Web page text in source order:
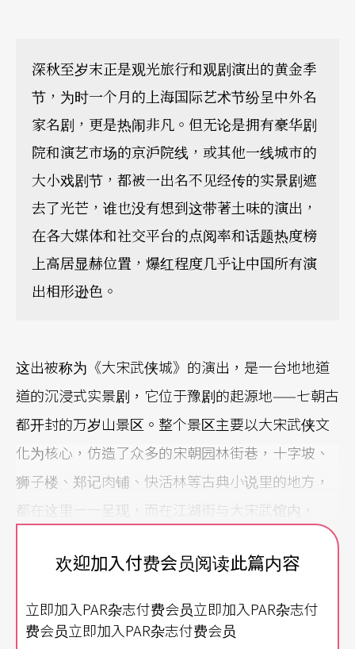
深秋至岁末正是观光旅行和观剧演出的黄金季
节，为时一个月的上海国际艺术节纷呈中外名
家名剧，更是热闹非凡。但无论是拥有豪华剧
院和演艺市场的京沪院线，或其他一线城市的
大小戏剧节，都被一出名不见经传的实景剧遮
去了光芒，谁也没有想到这带著土味的演出，
在各大媒体和社交平台的点阅率和话题热度榜
上高居显赫位置，爆红程度几乎让中国所有演
出相形逊色。
这出被称为《大宋武侠城》的演出，是一台地地道
道的沉浸式实景剧，它位于豫剧的起源地——七朝古
都开封的万岁山景区。整个景区主要以大宋武侠文
化为核心，仿造了众多的宋朝园林街巷，十字坡、
狮子楼、郑记肉铺、快活林等古典小说里的地方，
都在这里一一呈现，而在江湖街与大宋武馆内，
神》、《十字坡》，乃至《七侠五义》、《岳飞
天回圈上演。行走观赏之间，让人恍惚穿越回了大
欢迎加入付费会员阅读此篇内容
立即加入PAR杂志付费会员立即加入PAR杂志付
费会员立即加入PAR杂志付费会员